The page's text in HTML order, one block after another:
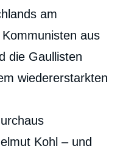
am
aus
die Gaullisten
wiedererstarkten
Kohl – und